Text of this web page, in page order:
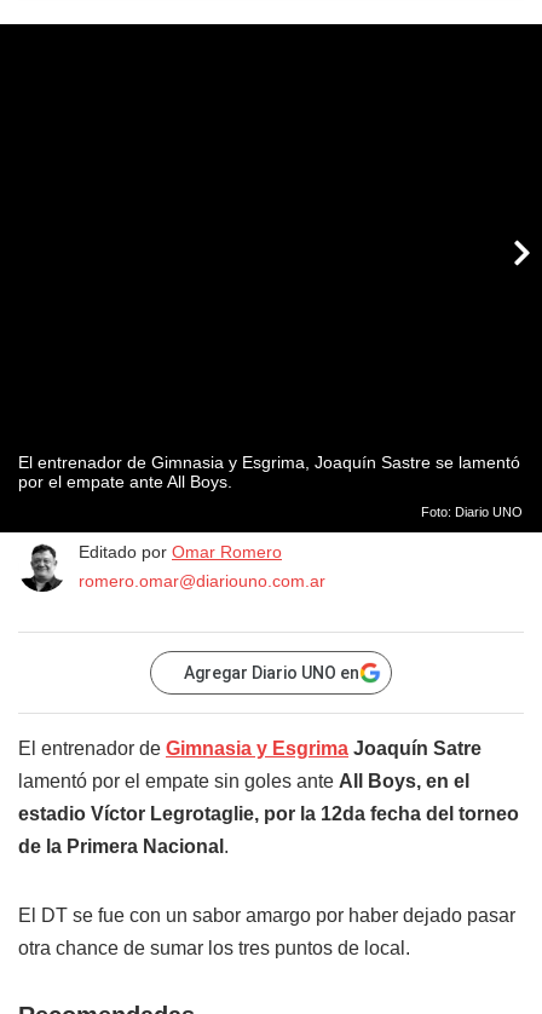
El entrenador de Gimnasia y Esgrima, Joaquín Sastre se lamentó
por el empate ante All Boys.
Foto: Diario UNO
Editado por Omar Romero
romero.omar@diariouno.com.ar
Agregar Diario UNO en
El entrenador de Gimnasia y Esgrima Joaquín Satre
lamentó por el empate sin goles ante All Boys, en el
estadio Víctor Legrotaglie, por la 12da fecha del torneo
de la Primera Nacional .
El DT se fue con un sabor amargo por haber dejado pasar
otra chance de sumar los tres puntos de local.